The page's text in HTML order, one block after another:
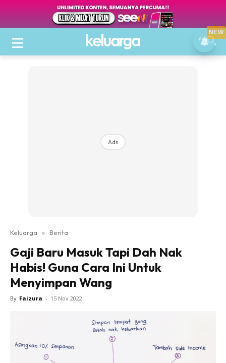
Ads
Keluarga » Berita
Gaji Baru Masuk Tapi Dah Nak
Habis! Guna Cara Ini Untuk
Menyimpan Wang
By Faizura - 15 Nov 2022
NEW